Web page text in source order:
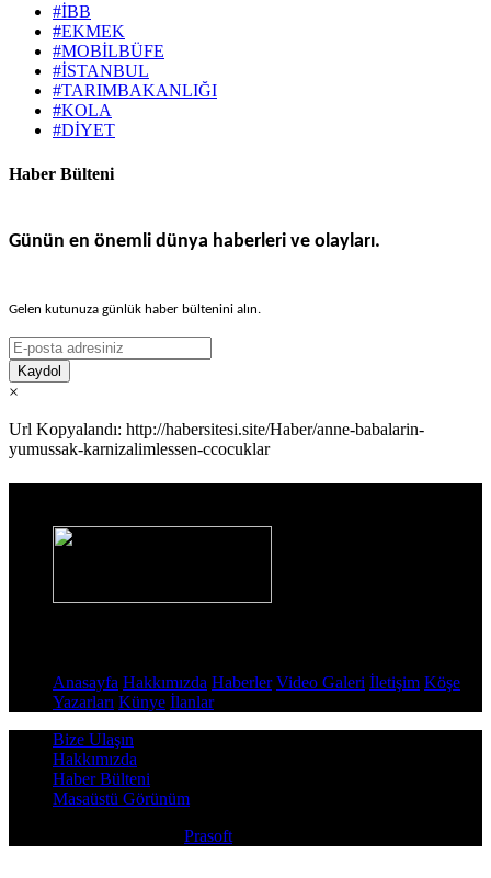
#İBB
#EKMEK
#MOBİLBÜFE
#İSTANBUL
#TARIMBAKANLIĞI
#KOLA
#DİYET
Haber Bülteni
Günün en önemli dünya haberleri ve olayları.
Gelen kutunuza günlük haber bültenini alın.
Kaydol
×
Url Kopyalandı: http://habersitesi.site/Haber/anne-babalarin-
yumussak-karnizalimlessen-ccocuklar
Anasayfa Hakkımızda Haberler Video Galeri İletişim Köşe
Yazarları Künye İlanlar
Bize Ulaşın
Hakkımızda
Haber Bülteni
Masaüstü Görünüm
Prasoft